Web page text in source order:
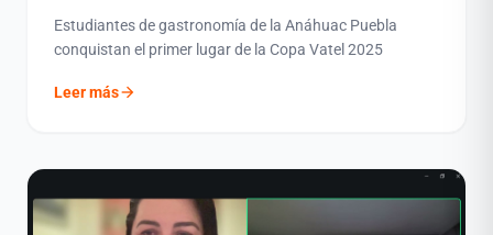
Estudiantes de gastronomía de la Anáhuac Puebla
conquistan el primer lugar de la Copa Vatel 2025
Leer másarrow_forward